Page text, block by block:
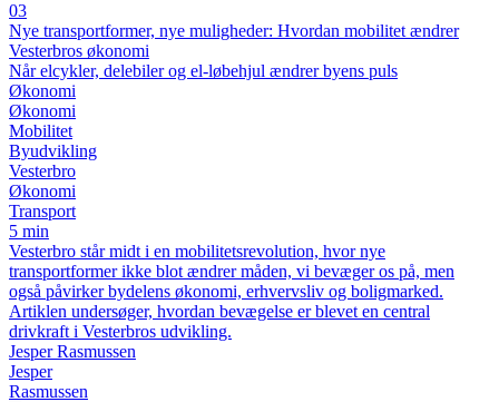
03
Nye transportformer, nye muligheder: Hvordan mobilitet ændrer
Vesterbros økonomi
Når elcykler, delebiler og el-løbehjul ændrer byens puls
Økonomi
Økonomi
Mobilitet
Byudvikling
Vesterbro
Økonomi
Transport
5 min
Vesterbro står midt i en mobilitetsrevolution, hvor nye
transportformer ikke blot ændrer måden, vi bevæger os på, men
også påvirker bydelens økonomi, erhvervsliv og boligmarked.
Artiklen undersøger, hvordan bevægelse er blevet en central
drivkraft i Vesterbros udvikling.
Jesper Rasmussen
Jesper
Rasmussen